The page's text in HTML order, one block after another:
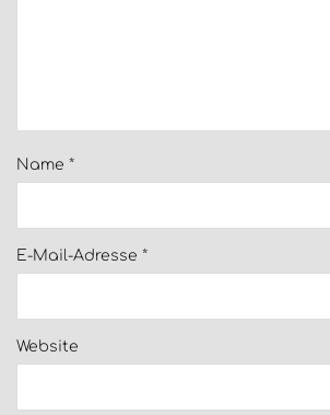
Name *
E-Mail-Adresse *
Website